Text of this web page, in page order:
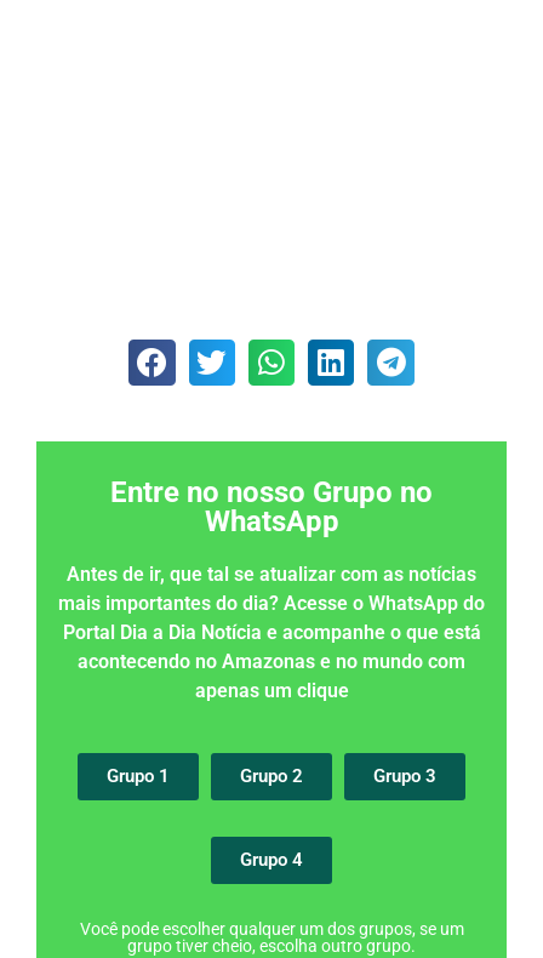
Entre no nosso Grupo no
WhatsApp
Antes de ir, que tal se atualizar com as notícias
mais importantes do dia? Acesse o WhatsApp do
Portal Dia a Dia Notícia e acompanhe o que está
acontecendo no Amazonas e no mundo com
apenas um clique
Grupo 1 Grupo 2 Grupo 3
Grupo 4
Você pode escolher qualquer um dos grupos, se um
grupo tiver cheio, escolha outro grupo.